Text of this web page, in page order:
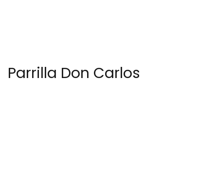
Parrilla Don Carlos